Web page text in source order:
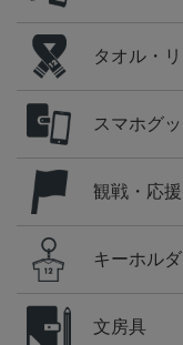
タオル・
スマホグ
観戦・応
キーホル
文房具